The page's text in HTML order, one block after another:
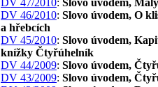
DV 46/2010: Slovo úvodem, O
a hřebcích
DV 45/2010: Slovo úvodem,
knížky Čtyřúhelník
DV 44/2009: Slovo úvodem,
DV 43/2009: Slovo úvodem,